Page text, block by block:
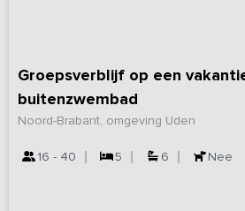
Groepsverblijf op een
buitenzwembad
Noord-Brabant, omgeving Uden
16 - 40 5 6 Nee